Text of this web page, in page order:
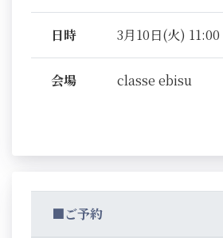
日時 3月10日(火) 11:00
会場 classe ebisu
■ご予約